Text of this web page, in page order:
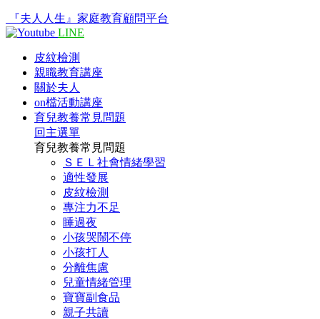
『夫人人生』家庭教育顧問平台
LINE
皮紋檢測
親職教育講座
關於夫人
on檔活動講座
育兒教養常見問題
回主選單
育兒教養常見問題
ＳＥＬ社會情緒學習
適性發展
皮紋檢測
專注力不足
睡過夜
小孩哭鬧不停
小孩打人
分離焦慮
兒童情緒管理
寶寶副食品
親子共讀